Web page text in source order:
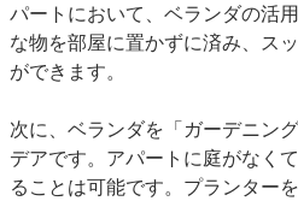
パートにおいて、ベランダの活
な物を部屋に置かずに済み、ス
ができます。
次に、ベランダを「ガーデニン
デアです。アパートに庭がなく
ることは可能です。プランター